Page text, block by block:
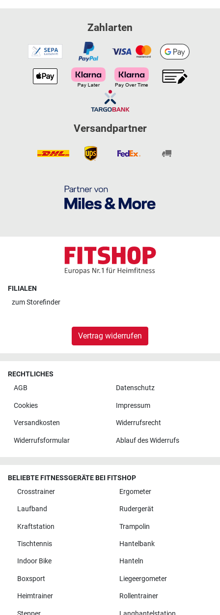
Zahlarten
Versandpartner
FILIALEN
zumStorefinder
Vertrag widerrufen
RECHTLICHES
AGB
Datenschutz
Cookies Impressum
Versandkosten Widerrufsrecht
Widerrufsformular Ablauf des Widerrufs
BELIEBTE FITNESSGERÄTE BEI FITSHOP
Crosstrainer
Ergometer
Laufband Rudergerät
Kraftstation Trampolin
Tischtennis Hantelbank
Indoor Bike Hanteln
Boxsport Liegeergometer
Heimtrainer Rollentrainer